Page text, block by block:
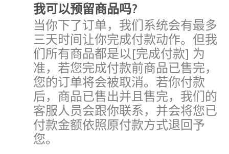
我可以预留商品吗?
当你下了订单，我们系统会有最多
三天时间让你完成付款动作。但我
们所有商品都是以[完成付款] 为
准，若您完成付款前商品已售完，
您的订单将会被取消。若你付款
后，商品已售出并且售完，我们的
客服人员会跟你联系，并会将您已
付款金额依照原付款方式退回予
您。